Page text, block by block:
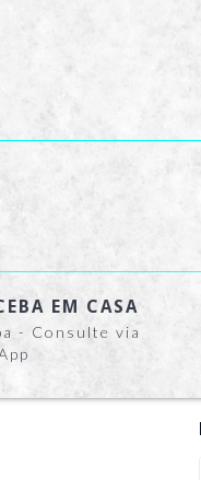
EM CASA
- Consulte via